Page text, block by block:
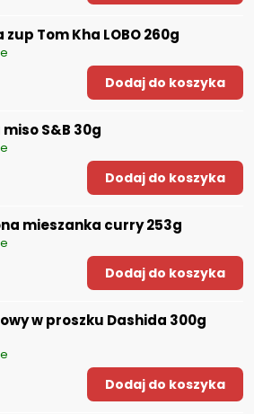
Tom Kha LOBO 260g
Dodaj do koszyka
S&B 30g
Dodaj do koszyka
mieszanka curry 253g
Dodaj do koszyka
w proszku Dashida 300g
Dodaj do koszyka